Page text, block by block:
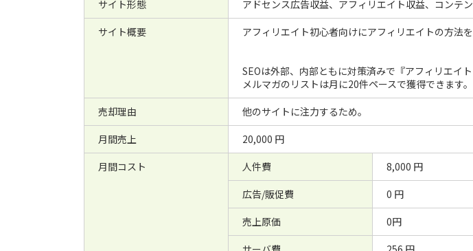
サイト形態
アドセンス広告収益、アフィリエイト収益、コンテ
サイト概要
アフィリエイト初心者向けにアフィリエイトの方法
SEOは外部、内部ともに対策済みで『アフィリエ
メルマガのリストは月に20件ペースで獲得できます。
売却理由
他のサイトに注力するため。
月間売上
20,000 円
月間コスト
人件費
8,000 円
広告/販促費
0 円
売上原価
0円